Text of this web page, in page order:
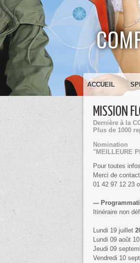
ACCUEIL
MISSION
Dernière à la
Plus de 1000
Nomination
"MEILLEURE
Pour toutes
Merci de
01 42 97 12 23
---
Itinéraire non
Lundi 19 juillet
Lundi 09 août
Jeudi 09
Vendredi 10